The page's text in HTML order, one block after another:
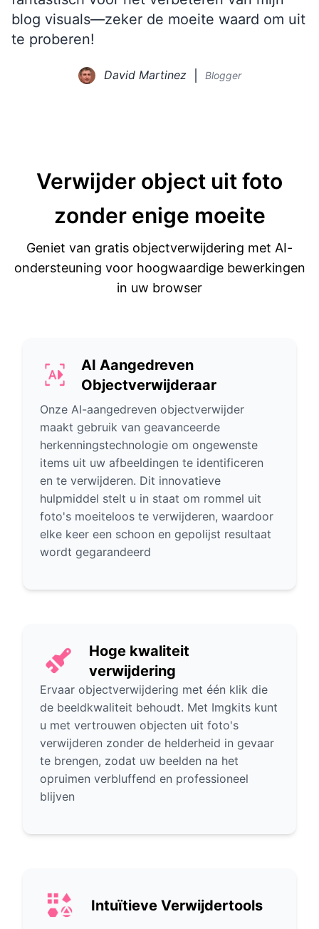
blog visuals—zeker de moeite waard om uit
te proberen!
David Martinez Blogger
Verwijder object uit foto
zonder enige moeite
Geniet van gratis objectverwijdering met AI-
ondersteuning voor hoogwaardige bewerkingen
in uw browser
AI Aangedreven
Objectverwijderaar
Onze AI-aangedreven objectverwijder
maakt gebruik van geavanceerde
herkenningstechnologie om ongewenste
items uit uw afbeeldingen te identificeren
en te verwijderen. Dit innovatieve
hulpmiddel stelt u in staat om rommel uit
foto's moeiteloos te verwijderen, waardoor
elke keer een schoon en gepolijst resultaat
wordt gegarandeerd
Hoge kwaliteit
verwijdering
Ervaar objectverwijdering met één klik die
de beeldkwaliteit behoudt. Met Imgkits kunt
u met vertrouwen objecten uit foto's
verwijderen zonder de helderheid in gevaar
te brengen, zodat uw beelden na het
opruimen verbluffend en professioneel
blijven
Intuïtieve Verwijdertools